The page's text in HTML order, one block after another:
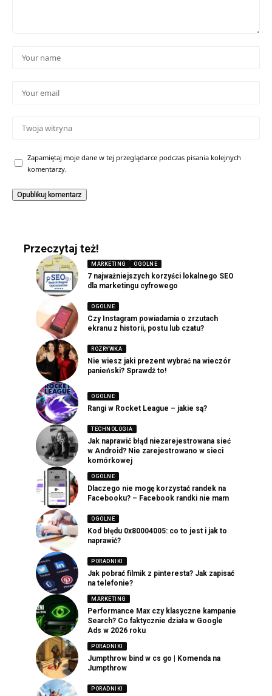
Zapamiętaj moje dane w tej przeglądarce podczas pisania kolejnych
komentarzy.
Przeczytaj też!
MARKETING OGOLNE
7 najważniejszych korzyści lokalnego SEO
dla marketingu cyfrowego
OGOLNE
Czy Instagram powiadamia o zrzutach
ekranu z historii, postu lub czatu?
ROZRYWKA
Nie wiesz jaki prezent wybrać na wieczór
panieński? Sprawdź to!
OGOLNE
Rangi w Rocket League – jakie są?
TECHNOLOGIA
Jak naprawić błąd niezarejestrowana sieć
w Android? Nie zarejestrowano w sieci
komórkowej
OGOLNE
Dlaczego nie mogę korzystać randek na
Facebooku? – Facebook randki nie mam
OGOLNE
Kod błędu 0x80004005: co to jest i jak to
naprawić?
PORADNIKI
Jak pobrać filmik z pinteresta? Jak zapisać
na telefonie?
MARKETING
Performance Max czy klasyczne kampanie
Search? Co faktycznie działa w Google
Ads w 2026 roku
PORADNIKI
Jumpthrow bind w cs go | Komenda na
Jumpthrow
PORADNIKI